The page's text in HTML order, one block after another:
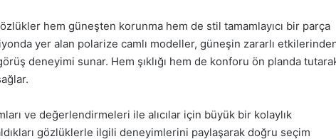
hem güneşten korunma hem de stil tamamlayıcı bir parça
yer alan polarize camlı modeller, güneşin zararlı
deneyimi sunar. Hem şıklığı hem de konforu ön planda
ve değerlendirmeleri ile alıcılar için büyük bir kolaylık
gözlüklerle ilgili deneyimlerini paylaşarak doğru seçim